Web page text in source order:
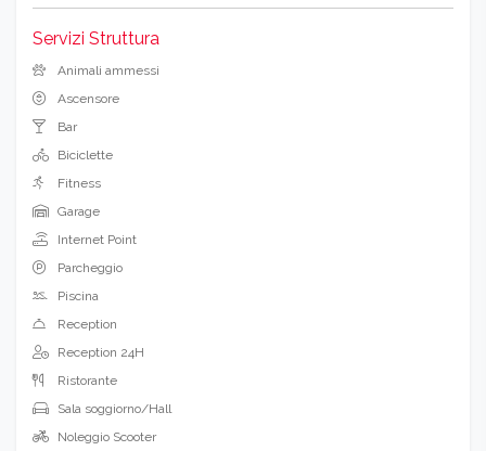
Servizi Struttura
Animali ammessi
Ascensore
Bar
Biciclette
Fitness
Garage
Internet Point
Parcheggio
Piscina
Reception
Reception 24H
Ristorante
Sala soggiorno/Hall
Noleggio Scooter